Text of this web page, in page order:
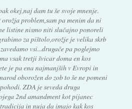
okej,naj dam tu še svoje mnenje.
problem,sam pa menim da ni
listine nismo niti slučajno ponoreli
za pištolo,orožje je velika skrb
vsi...drugače pa poglejmo
vsak tretji švicar doma en kos
je pa ena najmanjših v Evropi in
oborožen do zob to še ne pomeni
ZDA je seveda druga
2nd amandment kot pijanec
in nuja da imajo kak kos